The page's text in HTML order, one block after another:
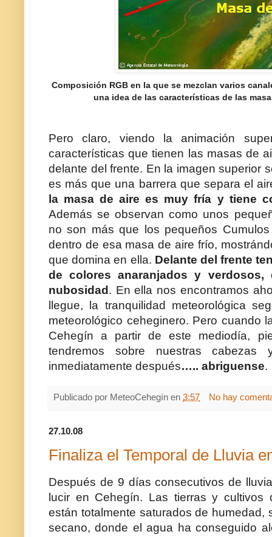
Composición RGB en la que se mezclan varios
una idea de las características de las
.
.
Pero claro, viendo la animación
características que tienen las masas de
delante del frente. En la imagen superior
es más que una barrera que separa el
la masa de aire es muy fría y tiene
Además se observan como unos
no son más que los pequeños
dentro de esa masa de aire frío,
que domina en ella. Delante del frente
de colores anaranjados y verdosos,
nubosidad. En ella nos encontramos
llegue, la tranquilidad meteorológica
meteorológico ceheginero. Pero cuando
Cehegín a partir de este mediodía,
tendremos sobre nuestras
inmediatamente después….. abriguense.
Publicado por MeteoCehegín en 3:57 No hay
27.10.08
Finaliza el Temporal de Lluvia
Después de 9 días consecutivos de
lucir en Cehegín. Las tierras y cultivos
están totalmente saturados de humedad,
secano, donde el agua ha conseguido